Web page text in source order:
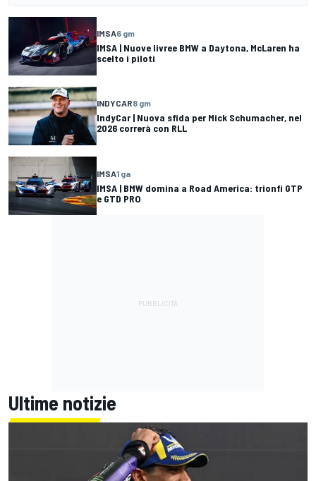
IMSA6 gm
IMSA | Nuove livree BMW a Daytona, McLaren ha
scelto i piloti
INDYCAR8 gm
IndyCar | Nuova sfida per Mick Schumacher, nel
2026 correrà con RLL
IMSA1 ga
IMSA | BMW domina a Road America: trionfi GTP
e GTD PRO
Ultime notizie